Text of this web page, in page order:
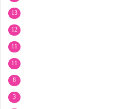
13
12
11
11
8
3